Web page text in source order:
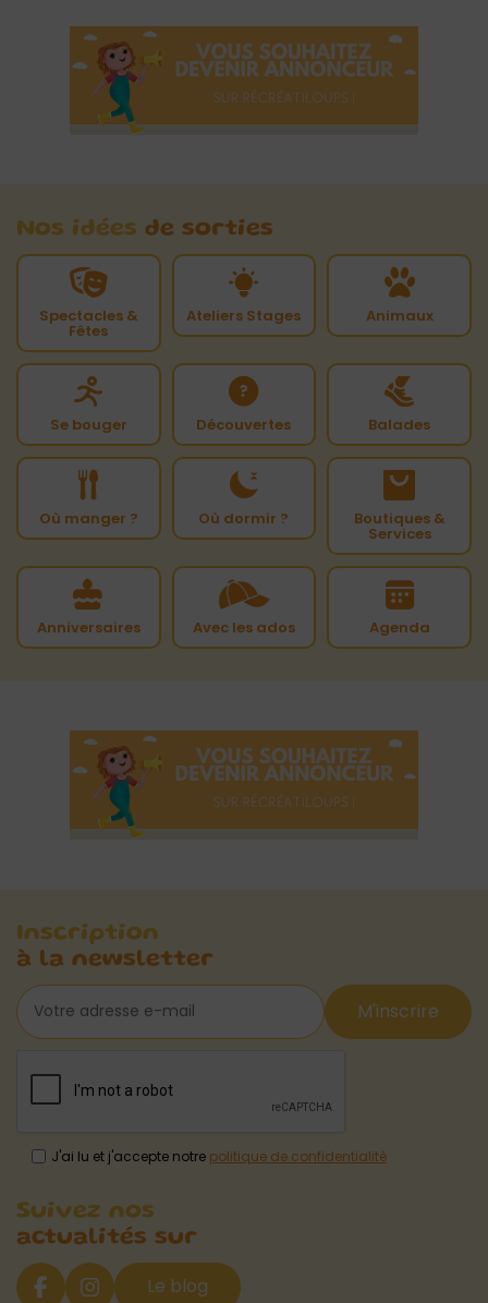
Nos idées de sorties
Spectacles &
Fêtes
Ateliers Stages Animaux
Se bouger Découvertes Balades
Où manger ? Où dormir ? Boutiques &
Services
Anniversaires Avec les ados Agenda
Inscription
à la newsletter
M'inscrire
J'ai lu et j'accepte notre politique de confidentialité
Suivez nos
actualités sur
Le blog